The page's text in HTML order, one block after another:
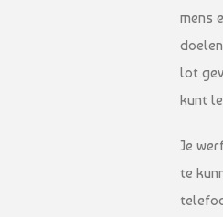
mens
lot
kunt
Je
te